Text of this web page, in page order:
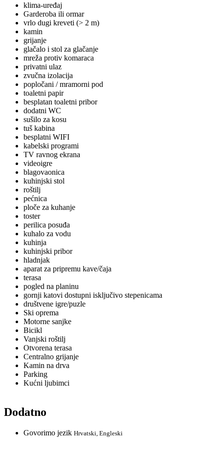
klima-uređaj
Garderoba ili ormar
vrlo dugi kreveti (> 2 m)
kamin
grijanje
glačalo i stol za glačanje
mreža protiv komaraca
privatni ulaz
zvučna izolacija
popločani / mramorni pod
toaletni papir
besplatan toaletni pribor
dodatni WC
sušilo za kosu
tuš kabina
besplatni WIFI
kabelski programi
TV ravnog ekrana
videoigre
blagovaonica
kuhinjski stol
roštilj
pećnica
ploče za kuhanje
toster
perilica posuđa
kuhalo za vodu
kuhinja
kuhinjski pribor
hladnjak
aparat za pripremu kave/čaja
terasa
pogled na planinu
gornji katovi dostupni isključivo stepenicama
društvene igre/puzle
Ski oprema
Motorne sanjke
Bicikl
Vanjski roštilj
Otvorena terasa
Centralno grijanje
Kamin na drva
Parking
Kućni ljubimci
Dodatno
Govorimo jezik Hrvatski, Engleski